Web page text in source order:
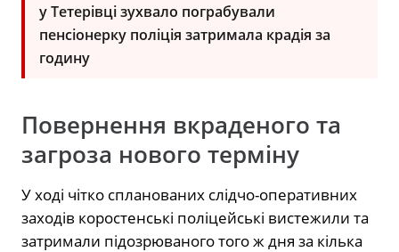
у Тетерівці зухвало пограбували
пенсіонерку поліція затримала крадія за
годину
Повернення вкраденого та
загроза нового терміну
У ході чітко спланованих слідчо-оперативних
заходів коростенські поліцейські вистежили та
затримали підозрюваного того ж дня за кілька